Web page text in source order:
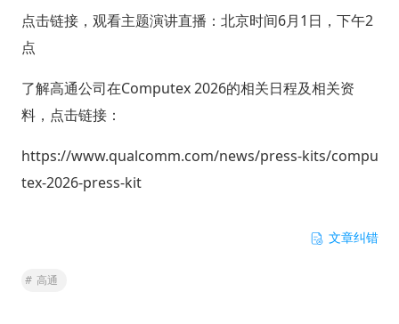
点击链接，观看主题演讲直播：北京时间6月1日，下午2
点
了解高通公司在Computex 2026的相关日程及相关资
料，点击链接：
https://www.qualcomm.com/news/press-kits/compu
tex-2026-press-kit
文章纠错
# 高通